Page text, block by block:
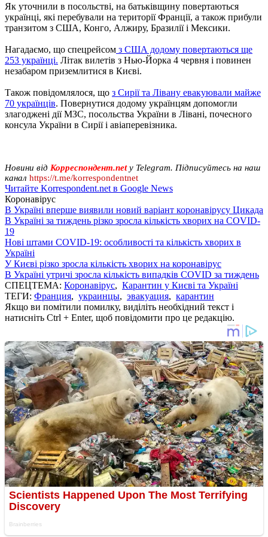
Як уточнили в посольстві, на батьківщину повертаються
українці, які перебували на території Франції, а також прибули
транзитом з США, Конго, Алжиру, Бразилії і Мексики.
Нагадаємо, що спецрейсом з США додому повертаються ще
253 українці. Літак вилетів з Нью-Йорка 4 червня і повинен
незабаром приземлитися в Києві.
Також повідомлялося, що з Сирії та Лівану евакуювали майже
70 українців. Повернутися додому українцям допомогли
злагоджені дії МЗС, посольства України в Лівані, почесного
консула України в Сирії і авіаперевізника.
Новини від Корреспондент.net у Telegram. Підписуйтесь на наш
канал https://t.me/korrespondentnet
Читайте Korrespondent.net в Google News
Коронавірус
В Україні вперше виявили новий варіант коронавірусу Цикада
В Україні за тиждень різко зросла кількість хворих на COVID-
19
Нові штами COVID-19: особливості та кількість хворих в
Україні
У Києві різко зросла кількість хворих на коронавірус
В Україні утричі зросла кількість випадків COVID за тиждень
СПЕЦТЕМА: Коронавірус, Карантин у Києві та Україні
ТЕГИ: Франция, украинцы, эвакуация, карантин
Якщо ви помітили помилку, виділіть необхідний текст і
натисніть Ctrl + Enter, щоб повідомити про це редакцію.